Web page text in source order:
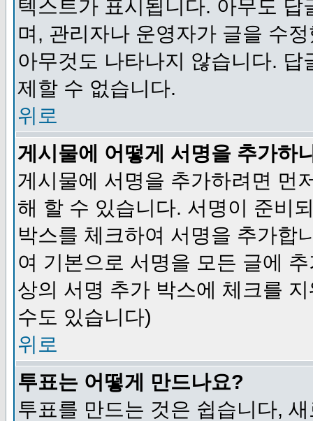
텍스트가 표시됩니다. 아무도
며, 관리자나 운영자가 글을 수
아무것도 나타나지 않습니다.
제할 수 없습니다.
위로
게시물에 어떻게 서명을 추가하
게시물에 서명을 추가하려면 먼
해 할 수 있습니다. 서명이 준비
박스를 체크하여 서명을 추가합
여 기본으로 서명을 모든 글에
상의 서명 추가 박스에 체크를
수도 있습니다)
위로
투표는 어떻게 만드나요?
투표를 만드는 것은 쉽습니다,